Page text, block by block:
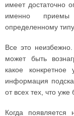
имеет достаточно
именно приемы
определенному
Все это
может быть
какое
информация
от всех тех, что уже
Когда появляется